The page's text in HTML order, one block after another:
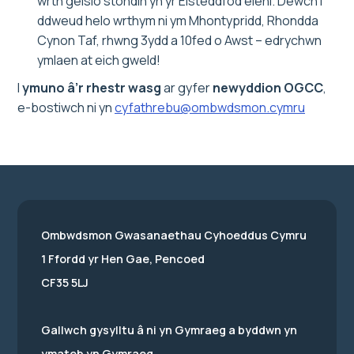
ddweud helo wrthym ni ym Mhontypridd, Rhondda
Cynon Taf, rhwng 3ydd a 10fed o Awst – edrychwn
ymlaen at eich gweld!
Iymuno â’r rhestr wasgar gyfernewyddion OGCC,
e-bostiwch ni yncyfathrebu@ombwdsmon.cymru
Ombwdsmon Gwasanaethau Cyhoeddus Cymru
1 Ffordd yr Hen Gae, Pencoed
CF35 5LJ
Gallwch gysylltu â ni yn Gymraeg a byddwn yn